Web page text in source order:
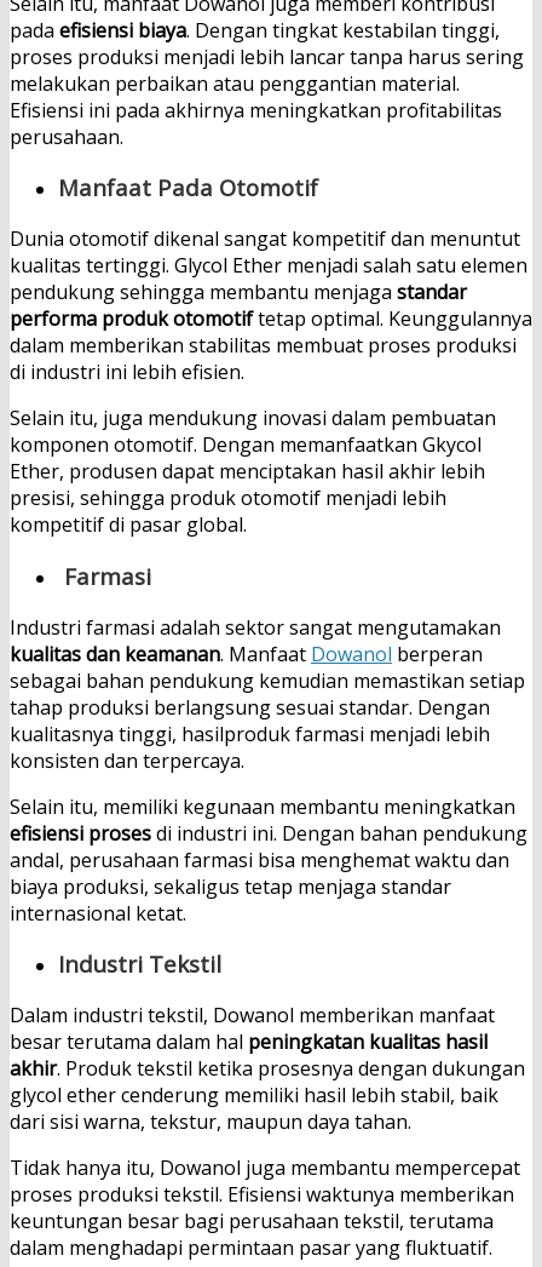
pada efisiensi biaya. Dengan tingkat kestabilan tinggi,
proses produksi menjadi lebih lancar tanpa harus sering
melakukan perbaikan atau penggantian material.
Efisiensi ini pada akhirnya meningkatkan profitabilitas
perusahaan.
Manfaat Pada Otomotif
Dunia otomotif dikenal sangat kompetitif dan menuntut
kualitas tertinggi. Glycol Ether menjadi salah satu elemen
pendukung sehingga membantu menjaga standar
performa produk otomotiftetap optimal. Keunggulannya
dalam memberikan stabilitas membuat proses produksi
di industri ini lebih efisien.
Selain itu, juga mendukung inovasi dalam pembuatan
komponen otomotif. Dengan memanfaatkan Gkycol
Ether, produsen dapat menciptakan hasil akhir lebih
presisi, sehingga produk otomotif menjadi lebih
kompetitif di pasar global.
Farmasi
Industri farmasi adalah sektor sangat mengutamakan
kualitas dan keamanan. Manfaat Dowanol berperan
sebagai bahan pendukung kemudian memastikan setiap
tahap produksi berlangsung sesuai standar. Dengan
kualitasnya tinggi, hasilproduk farmasi menjadi lebih
konsisten dan terpercaya.
Selain itu, memiliki kegunaan membantu meningkatkan
efisiensi prosesdi industri ini. Dengan bahan pendukung
andal, perusahaan farmasi bisa menghemat waktu dan
biaya produksi, sekaligus tetap menjaga standar
internasional ketat.
Industri Tekstil
Dalam industri tekstil, Dowanol memberikan manfaat
besar terutama dalam hal peningkatan kualitas hasil
akhir. Produk tekstil ketika prosesnya dengan dukungan
glycol ether cenderung memiliki hasil lebih stabil, baik
dari sisi warna, tekstur, maupun daya tahan.
Tidak hanya itu, Dowanol juga membantu mempercepat
proses produksi tekstil. Efisiensi waktunya memberikan
keuntungan besar bagi perusahaan tekstil, terutama
dalam menghadapi permintaan pasar yang fluktuatif.